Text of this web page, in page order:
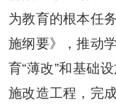
为教育的根本任
施纲要》，推动
育“薄改”和基础
施改造工程，完